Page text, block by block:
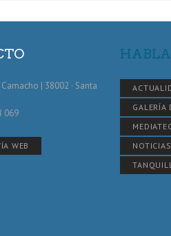
| 38002 · Santa
069
WEB
GALERÍA
NOTICIAS